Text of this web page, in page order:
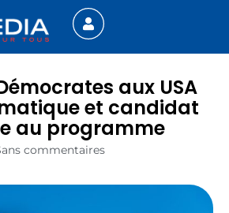
aux USA
et candidat
au programme
commentaires